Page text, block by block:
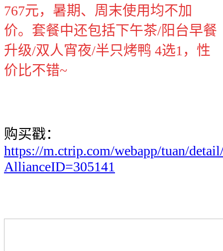
767元，暑期、周末使用均不加
价。套餐中还包括下午茶/阳台早餐
升级/双人宵夜/半只烤鸭 4选1，性
价比不错~
购买戳：
https://m.ctrip.com/webapp/tuan/
AllianceID=305141